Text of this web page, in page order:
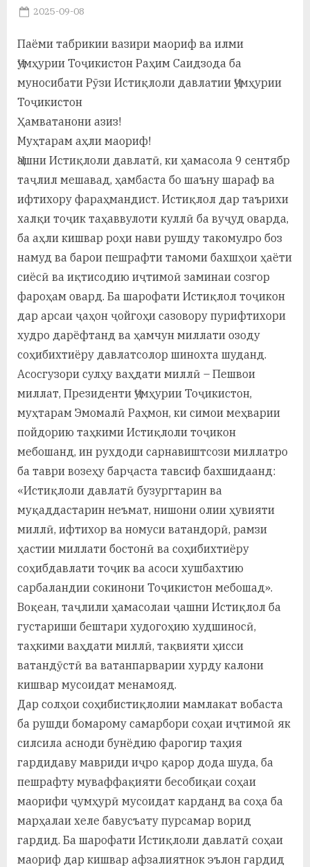
а
Posted
2025-09-08
Паёми табрикии вазири маориф ва илми
Ҷумҳурии Тоҷикистон Раҳим Саидзода ба
муносибати Рӯзи Истиқлоли давлатии Ҷумҳурии
Тоҷикистон
Ҳамватанони азиз!
Муҳтарам аҳли маориф!
Ҷашни Истиқлоли давлатӣ, ки ҳамасола 9 сентябр
таҷлил мешавад, ҳамбаста бо шаъну шараф ва
ифтихору фараҳмандист. Истиқлол дар таърихи
халқи тоҷик таҳаввулоти куллӣ ба вуҷуд оварда,
ба аҳли кишвар роҳи нави рушду такомулро боз
намуд ва барои пешрафти тамоми бахшҳои ҳаёти
сиёсӣ ва иқтисодию иҷтимоӣ заминаи созгор
фароҳам овард. Ба шарофати Истиқлол тоҷикон
дар арсаи ҷаҳон ҷойгоҳи сазовору пурифтихори
худро дарёфтанд ва ҳамчун миллати озоду
соҳибихтиёру давлатсолор шинохта шуданд.
Асосгузори сулҳу ваҳдати миллӣ – Пешвои
миллат, Президенти Ҷумҳурии Тоҷикистон,
муҳтарам Эмомалӣ Раҳмон, ки симои меҳварии
пойдорию таҳкими Истиқлоли тоҷикон
мебошанд, ин рухдоди сарнавиштсози миллатро
ба таври возеҳу барҷаста тавсиф бахшидаанд:
«Истиқлоли давлатӣ бузургтарин ва
муқаддастарин неъмат, нишони олии ҳувияти
миллӣ, ифтихор ва номуси ватандорӣ, рамзи
ҳастии миллати бостонӣ ва соҳибихтиёру
соҳибдавлати тоҷик ва асоси хушбахтию
сарбаландии сокинони Тоҷикистон мебошад».
Воқеан, таҷлили ҳамасолаи ҷашни Истиқлол ба
густариши бештари худогоҳию худшиносӣ,
таҳкими ваҳдати миллӣ, тақвияти ҳисси
ватандӯстӣ ва ватанпарварии хурду калони
кишвар мусоидат менамояд.
Дар солҳои соҳибистиқлолии мамлакат вобаста
ба рушди бомарому самарбори соҳаи иҷтимоӣ як
силсила асноди бунёдию фарогир таҳия
гардидаву мавриди иҷро қарор дода шуда, ба
пешрафту муваффақияти бесобиқаи соҳаи
маорифи ҷумҳурӣ мусоидат карданд ва соҳа ба
марҳалаи хеле бавусъату пурсамар ворид
гардид. Ба шарофати Истиқлоли давлатӣ соҳаи
маориф дар кишвар афзалиятнок эълон гардид